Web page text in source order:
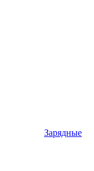
Зарядные